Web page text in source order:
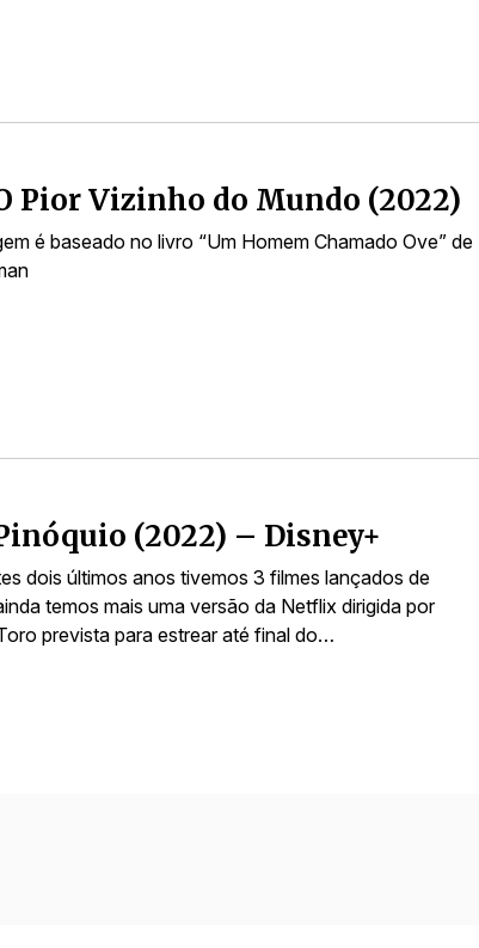
Pior Vizinho do Mundo (2022)
é baseado no livro “Um Homem Chamado Ove” de
(2022) – Disney+
dois últimos anos tivemos 3 filmes lançados de
temos mais uma versão da Netflix dirigida por
prevista para estrear até final do…